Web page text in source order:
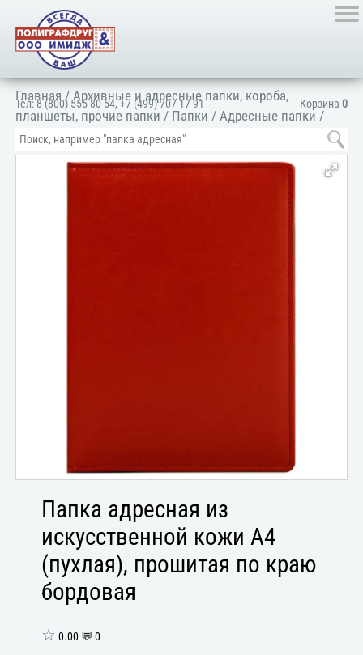
Корзина 0
Тел:8 (800) 555-80-54,+7 (499) 707-17-91
Главная/Архивные и адресные папки, короба,
планшеты, прочие папки / Папки /Адресные папки /
Папка адресная универсальная
Папка адресная из
искусственной кожи А4
(пухлая), прошитая по краю
бордовая
☆ 0.00 💬 0